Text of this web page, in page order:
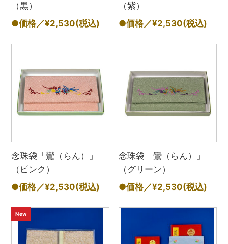
（黒）
●価格／¥2,530(税込)
（紫）
●価格／¥2,530(税込)
念珠袋「鸞（らん）」
（ピンク）
●価格／¥2,530(税込)
念珠袋「鸞（らん）」
（グリーン）
●価格／¥2,530(税込)
New